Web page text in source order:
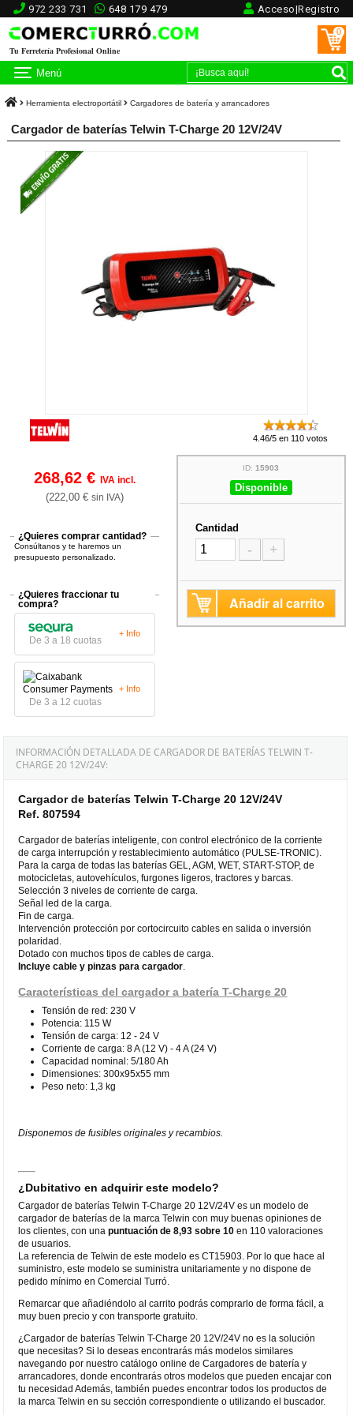
972 233 731 648 179 479 Acceso|Registro
Tu Ferretería Profesional Online
0
Menú
Herramienta electroportátil Cargadores de batería y arrancadores
Cargador de baterías Telwin T-Charge 20 12V/24V
4.46/5 en 110 votos
268,62 €IVA incl.
(222,00 €sin IVA)
¿Quieres comprar cantidad?
Consúltanos y te haremos un
presupuesto personalizado.
¿Quieres fraccionar tu
compra?
De 3 a 18 cuotas
+ Info
De 3 a 12 cuotas
+ Info
ID:15903
Disponible
Cantidad
- +
Añadir al carrito
INFORMACIÓN DETALLADA DE CARGADOR DE BATERÍAS TELWIN T-
CHARGE 20 12V/24V:
Cargador de baterías Telwin T-Charge 20 12V/24V
Ref. 807594
Cargador de baterías inteligente, con control electrónico de la corriente
de carga interrupción y restablecimiento automático (PULSE-TRONIC).
Para la carga de todas las baterías GEL, AGM, WET, START-STOP, de
motocicletas, autovehículos, furgones ligeros, tractores y barcas.
Selección 3 niveles de corriente de carga.
Señal led de la carga.
Fin de carga.
Intervención protección por cortocircuito cables en salida o inversión
polaridad.
Dotado con muchos tipos de cables de carga.
Incluye cable y pinzas para cargador
Características del cargador a batería T-Charge 20
Tensión de red: 230 V
Potencia: 115 W
Tensión de carga: 12 - 24 V
Corriente de carga: 8 A (12 V) - 4 A (24 V)
Capacidad nominal: 5/180 Ah
Dimensiones: 300x95x55 mm
Peso neto: 1,3 kg
Disponemos de fusibles originales y recambios.
¿Dubitativo en adquirir este modelo?
Cargador de baterías Telwin T-Charge 20 12V/24V es un modelo de
cargador de baterías de la marca Telwin con muy buenas opiniones de
los clientes, con unapuntuación de 8,93 sobre 10 en 110 valoraciones
de usuarios.
La referencia de Telwin de este modelo es CT15903. Por lo que hace al
suministro, este modelo se suministra unitariamente y no dispone de
pedido mínimo en Comercial Turró.
Remarcar que añadiéndolo al carrito podrás comprarlo de forma fácil, a
muy buen precio y con transporte gratuito.
¿Cargador de baterías Telwin T-Charge 20 12V/24V no es la solución
que necesitas? Si lo deseas encontrarás más modelos similares
navegando por nuestro catálogo online de Cargadores de batería y
arrancadores, donde encontrarás otros modelos que pueden encajar con
tu necesidad Además, también puedes encontrar todos los productos de
la marca Telwin en su sección correspondiente o utilizando el buscador.